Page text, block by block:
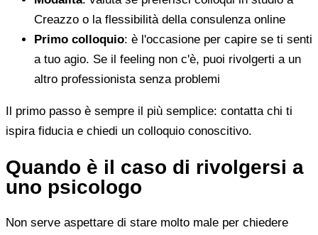
Creazzo o la flessibilità della consulenza online
Primo colloquio: è l'occasione per capire se ti senti
a tuo agio. Se il feeling non c'è, puoi rivolgerti a un
altro professionista senza problemi
Il primo passo è sempre il più semplice: contatta chi ti
ispira fiducia e chiedi un colloquio conoscitivo.
Quando è il caso di rivolgersi a
uno psicologo
Non serve aspettare di stare molto male per chiedere